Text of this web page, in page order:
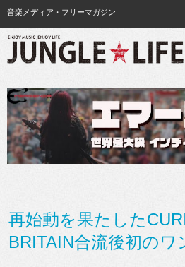
音楽メディア・フリーマガジン
再始動を果たした
BRITAIN合流後初のワ